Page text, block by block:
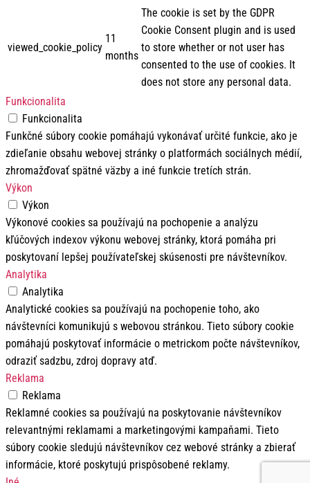
viewed_cookie_policy
11
months
The cookie is set by the GDPR
Cookie Consent plugin and is used
to store whether or not user has
consented to the use of cookies. It
does not store any personal data.
Funkcionalita
Funkcionalita
Funkčné súbory cookie pomáhajú vykonávať určité funkcie, ako je
zdieľanie obsahu webovej stránky o platformách sociálnych médií,
zhromažďovať spätné väzby a iné funkcie tretích strán.
Výkon
Výkon
Výkonové cookies sa používajú na pochopenie a analýzu
kľúčových indexov výkonu webovej stránky, ktorá pomáha pri
poskytovaní lepšej používateľskej skúsenosti pre návštevníkov.
Analytika
Analytika
Analytické cookies sa používajú na pochopenie toho, ako
návštevníci komunikujú s webovou stránkou. Tieto súbory cookie
pomáhajú poskytovať informácie o metrickom počte návštevníkov,
odraziť sadzbu, zdroj dopravy atď.
Reklama
Reklama
Reklamné cookies sa používajú na poskytovanie návštevníkov
relevantnými reklamami a marketingovými kampaňami. Tieto
súbory cookie sledujú návštevníkov cez webové stránky a zbierať
informácie, ktoré poskytujú prispôsobené reklamy.